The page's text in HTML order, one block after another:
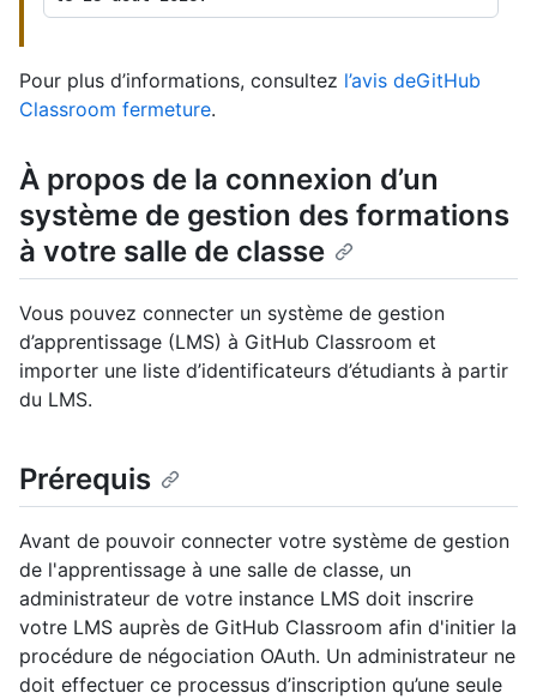
Pour plus d’informations, consultez l’avis deGitHub
Classroom fermeture.
À propos de la connexion d’un
système de gestion des formations
à votre salle de classe
Vous pouvez connecter un système de gestion
d’apprentissage (LMS) à GitHub Classroom et
importer une liste d’identificateurs d’étudiants à partir
du LMS.
Prérequis
Avant de pouvoir connecter votre système de gestion
de l'apprentissage à une salle de classe, un
administrateur de votre instance LMS doit inscrire
votre LMS auprès de GitHub Classroom afin d'initier la
procédure de négociation OAuth. Un administrateur ne
doit effectuer ce processus d’inscription qu’une seule